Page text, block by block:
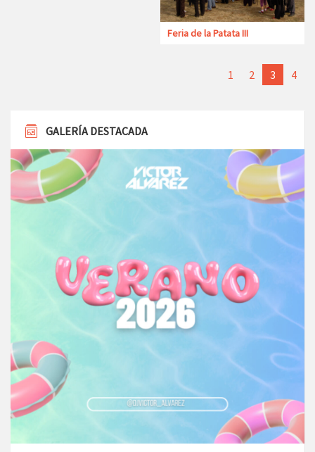
Feria de la Patata III
1 2 3 4
GALERÍA DESTACADA